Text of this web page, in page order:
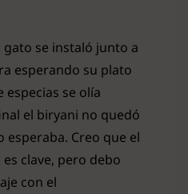
gato se instaló junto a
esperando su plato
especias se olía
el biryani no quedó
Creo que el
clave, pero debo
con el